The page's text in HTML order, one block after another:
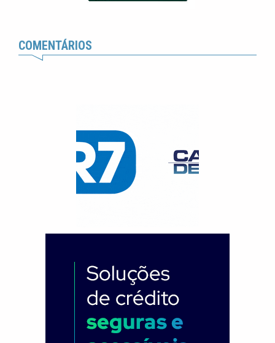
COMENTÁRIOS